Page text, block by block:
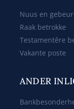
Nuus en
Raak betrokke
Testamentêre
Vakante poste
ANDER